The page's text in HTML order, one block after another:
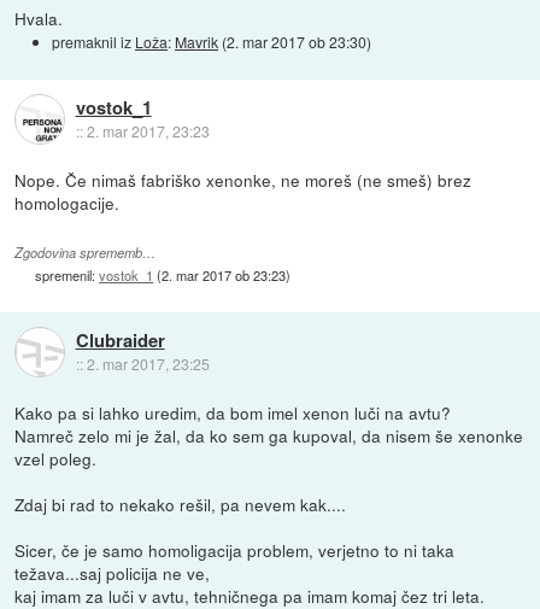
Hvala.
premaknil iz Loža: Mavrik (2. mar 2017 ob 23:30)
vostok_1
::2. mar 2017, 23:23
Nope. Če nimaš fabriško xenonke, ne moreš (ne smeš) brez
homologacije.
Zgodovina sprememb…
spremenil:vostok_1 (2. mar 2017 ob 23:23)
Clubraider
::2. mar 2017, 23:25
Kako pa si lahko uredim, da bom imel xenon luči na avtu?
Namreč zelo mi je žal, da ko sem ga kupoval, da nisem še xenonke
vzel poleg.
Zdaj bi rad to nekako rešil, pa nevem kak....
Sicer, če je samo homoligacija problem, verjetno to ni taka
težava...saj policija ne ve,
kaj imam za luči v avtu, tehničnega pa imam komaj čez tri leta.